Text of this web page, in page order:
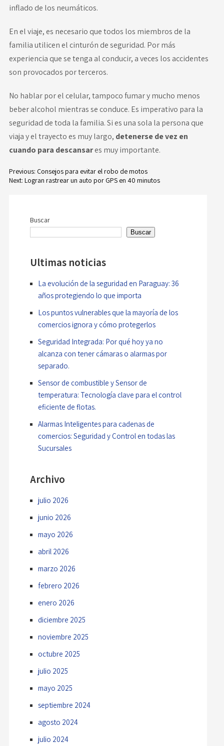
inflado de los neumáticos.
En el viaje, es necesario que todos los miembros de la
familia utilicen el cinturón de seguridad. Por más
experiencia que se tenga al conducir, a veces los accidentes
son provocados por terceros.
No hablar por el celular, tampoco fumar y mucho menos
beber alcohol mientras se conduce. Es imperativo para la
seguridad de toda la familia. Si es una sola la persona que
viaja y el trayecto es muy largo, detenerse de vez en
cuando para descansares muy importante.
entradas
Previous: Consejos para evitar el robo de motos
Next: Logran rastrear un auto por GPS en 40 minutos
Buscar
Buscar
Ultimas noticias
La evolución de la seguridad en Paraguay: 36
años protegiendo lo que importa
Los puntos vulnerables que la mayoría de los
comercios ignora y cómo protegerlos
Seguridad Integrada: Por qué hoy ya no
alcanza con tener cámaras o alarmas por
separado.
Sensor de combustible y Sensor de
temperatura: Tecnología clave para el control
eficiente de flotas.
Alarmas Inteligentes para cadenas de
comercios: Seguridad y Control en todas las
Sucursales
Archivo
julio 2026
junio 2026
mayo 2026
abril 2026
marzo 2026
febrero 2026
enero 2026
diciembre 2025
noviembre 2025
octubre 2025
julio 2025
mayo 2025
septiembre 2024
agosto 2024
julio 2024